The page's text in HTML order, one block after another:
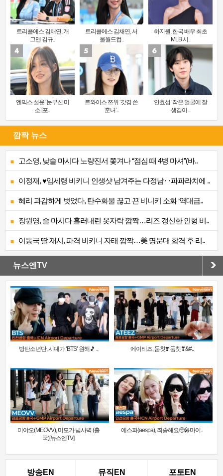
트리플에스 김채연, 개
그맨 김규..
트리플에스 김채연, 서
울월드컵..
하지원, 한국 배우 최초
MLB 시..
엔믹스 설윤 ‘눈부신 미
소’[포..
트와이스 쯔위 ‘갓경 쓴
훈녀’..
안효섭 ‘작은 얼굴에 잘
생김이 ..
깜짝 뉴스
고소영, 낮술 마시다 노량진서 쫓겨나 “점심 때 4병 마셔”(바..
이정재, ♥임세령 비키니 인생샷 남겨주는 다정남‥파파라치에 ..
혜리 과감하게 벗었다, 탄수화물 끊고 끈 비니키 소화 ‘역대급..
장원영, 술 마시다 흘러내린 옷자락 깜짝…리즈 갱신한 인형 비..
이동국 딸 재시, 파격 비키니 자태 깜짝…美 명문대 합격 후 리..
뉴스엔TV
방탄소년단, 시대가 ‘BTS’ 원해🎵 .. 에이티즈, 둠칫❣️ 둠칫❣&#..
미야오(MEOVV), 미모가 넘사벽 (출
국)[뉴스엔TV]
에스파(aespa), 죄송해요🥺🎤마이..
방송EN 뮤직EN 포토EN